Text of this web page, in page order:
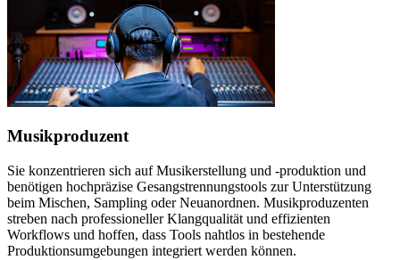
Musikproduzent
Sie konzentrieren sich auf Musikerstellung und -produktion und
benötigen hochpräzise Gesangstrennungstools zur Unterstützung
beim Mischen, Sampling oder Neuanordnen. Musikproduzenten
streben nach professioneller Klangqualität und effizienten
Workflows und hoffen, dass Tools nahtlos in bestehende
Produktionsumgebungen integriert werden können.